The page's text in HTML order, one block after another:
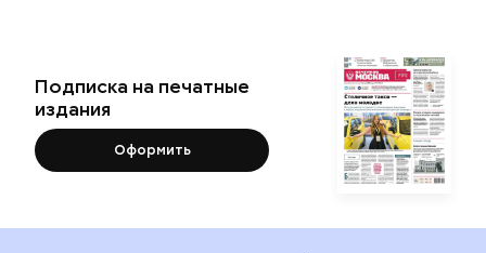
Подписка на печатные
издания
Оформить